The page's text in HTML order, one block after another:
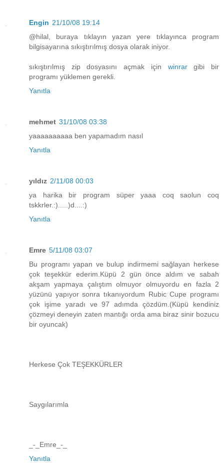
Engin 21/10/08 19:14
@hilal, buraya tıklayın yazan yere tıklayınca program
bilgisayarına sıkıştırılmış dosya olarak iniyor.
sıkıştırılmış zip dosyasını açmak için winrargibi bir
programı yüklemen gerekli.
Yanıtla
mehmet 31/10/08 03:38
yaaaaaaaaaa ben yapamadım nasıl
Yanıtla
yıldız 2/11/08 00:03
ya harika bir program süper yaaa coq saolun coq
tskkrler.:).....)d....:)
Yanıtla
Emre 5/11/08 03:07
Bu programı yapan ve bulup indirmemi sağlayan herkese
çok teşekkür ederim.Küpü 2 gün önce aldım ve sabah
akşam yapmaya çalıştım olmuyor olmuyordu en fazla 2
yüzünü yapıyor sonra tıkanıyordum Rubic Cupe programı
çok işime yaradı ve 97 adımda çözdüm.(Küpü kendiniz
çözmeyi deneyin zaten mantığı orda ama biraz sinir bozucu
bir oyuncak)
Herkese Çok TEŞEKKÜRLER
Saygılarımla
_-_Emre_-_
Yanıtla